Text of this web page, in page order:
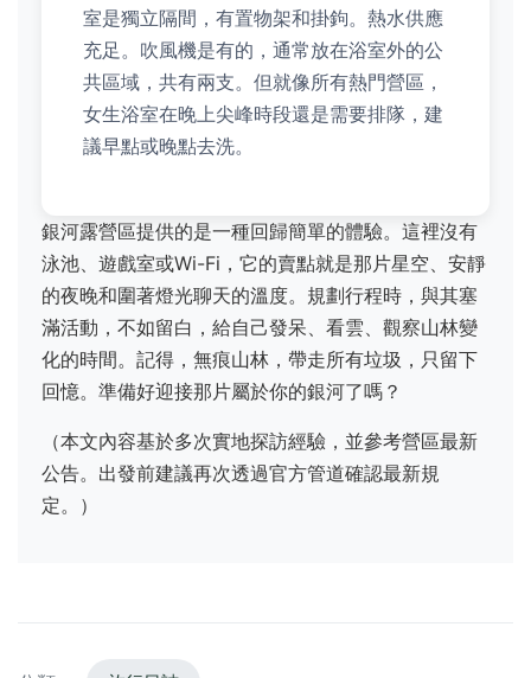
室是獨立隔間，有置物架和掛鉤。熱水供應
充足。吹風機是有的，通常放在浴室外的公
共區域，共有兩支。但就像所有熱門營區，
女生浴室在晚上尖峰時段還是需要排隊，建
議早點或晚點去洗。
銀河露營區提供的是一種回歸簡單的體驗。這裡沒有
泳池、遊戲室或Wi-Fi，它的賣點就是那片星空、安靜
的夜晚和圍著燈光聊天的溫度。規劃行程時，與其塞
滿活動，不如留白，給自己發呆、看雲、觀察山林變
化的時間。記得，無痕山林，帶走所有垃圾，只留下
回憶。準備好迎接那片屬於你的銀河了嗎？
（本文內容基於多次實地探訪經驗，並參考營區最新
公告。出發前建議再次透過官方管道確認最新規
定。）